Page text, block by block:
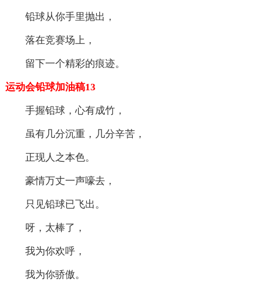
铅球从你手里抛出，
落在竞赛场上，
留下一个精彩的痕迹。
运动会铅球加油稿13
手握铅球，心有成竹，
虽有几分沉重，几分辛苦，
正现人之本色。
豪情万丈一声嚎去，
只见铅球已飞出。
呀，太棒了，
我为你欢呼，
我为你骄傲。